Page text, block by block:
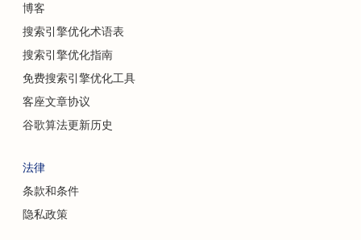
博客
搜索引擎优化术语表
搜索引擎优化指南
免费搜索引擎优化工具
客座文章协议
谷歌算法更新历史
法律
条款和条件
隐私政策